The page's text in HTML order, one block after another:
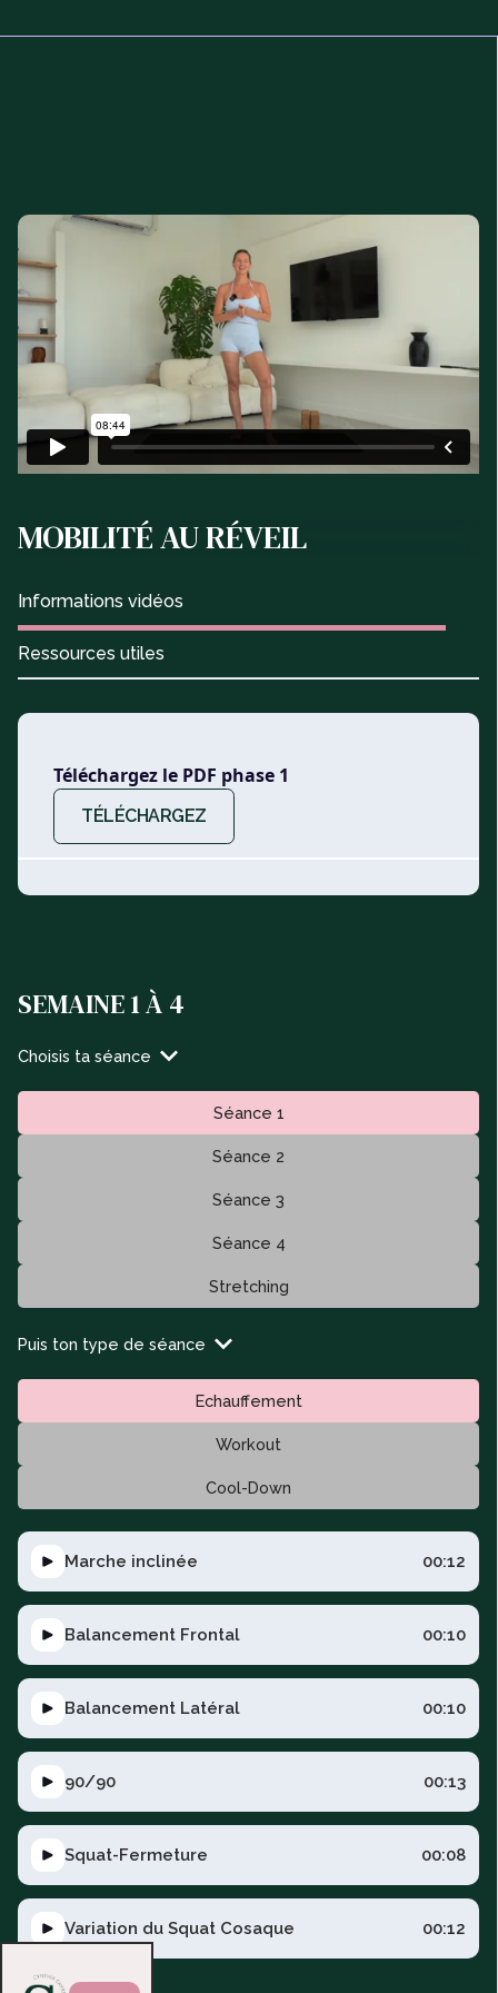
MOBILITÉ AU RÉVEIL
Informations vidéos
Ressources utiles
Téléchargez le PDF phase 1
TÉLÉCHARGEZ
SEMAINE 1 À 4
Choisis ta séance
Séance 1
Séance 2
Séance 3
Séance 4
Stretching
Puis ton type de séance
Echauffement
Workout
Cool-Down
Marche inclinée 00:12
Balancement Frontal 00:10
Balancement Latéral 00:10
90/90 00:13
Squat-Fermeture 00:08
Variation du Squat Cosaque 00:12